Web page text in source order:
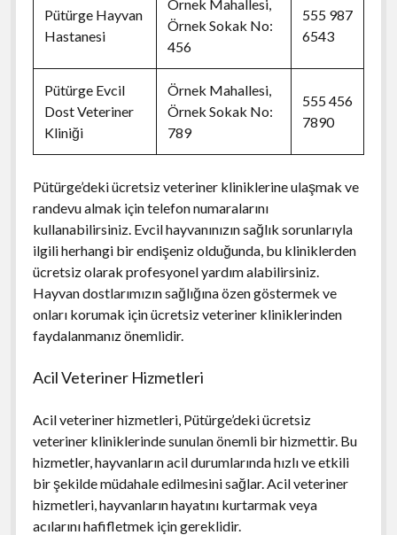
Pütürge Hayvan
Hastanesi
Örnek Mahallesi,
Örnek Sokak No:
456
555 987
6543
Pütürge Evcil
Dost Veteriner
Kliniği
Örnek Mahallesi,
Örnek Sokak No:
789
555 456
7890
Pütürge’deki ücretsiz veteriner kliniklerine ulaşmak ve
randevu almak için telefon numaralarını
kullanabilirsiniz. Evcil hayvanınızın sağlık sorunlarıyla
ilgili herhangi bir endişeniz olduğunda, bu kliniklerden
ücretsiz olarak profesyonel yardım alabilirsiniz.
Hayvan dostlarımızın sağlığına özen göstermek ve
onları korumak için ücretsiz veteriner kliniklerinden
faydalanmanız önemlidir.
Acil Veteriner Hizmetleri
Acil veteriner hizmetleri, Pütürge’deki ücretsiz
veteriner kliniklerinde sunulan önemli bir hizmettir. Bu
hizmetler, hayvanların acil durumlarında hızlı ve etkili
bir şekilde müdahale edilmesini sağlar. Acil veteriner
hizmetleri, hayvanların hayatını kurtarmak veya
acılarını hafifletmek için gereklidir.